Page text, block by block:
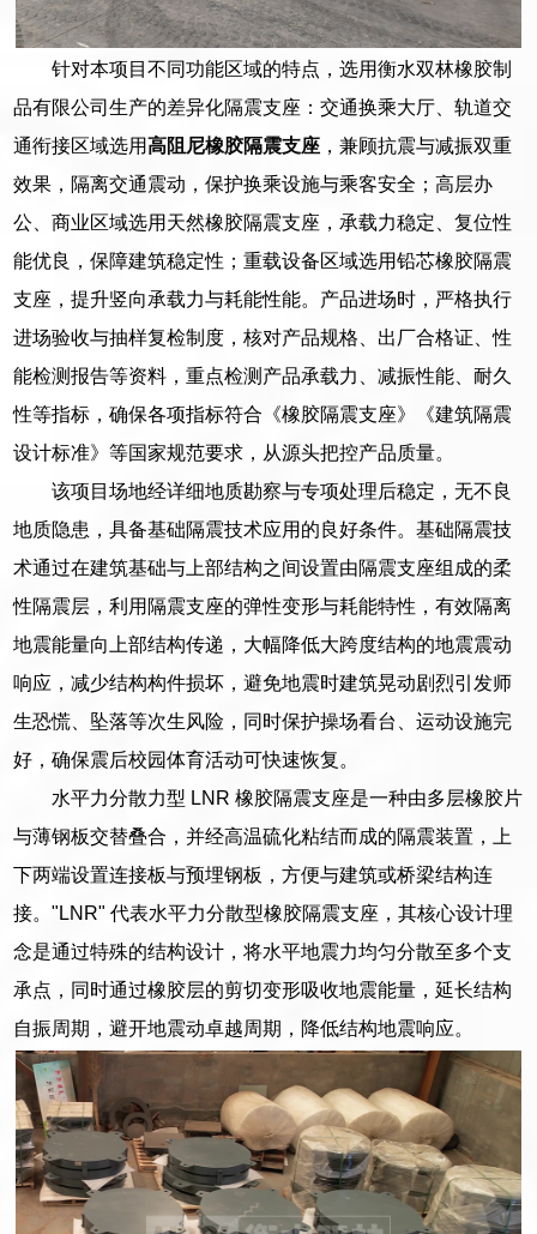
针对本项目不同功能区域的特点，选用衡水双林橡胶制
品有限公司生产的差异化隔震支座：交通换乘大厅、轨道交
通衔接区域选用高阻尼橡胶隔震支座 ，兼顾抗震与减振双重
效果，隔离交通震动，保护换乘设施与乘客安全；高层办
公、商业区域选用天然橡胶隔震支座，承载力稳定、复位性
能优良，保障建筑稳定性；重载设备区域选用铅芯橡胶隔震
支座，提升竖向承载力与耗能性能。产品进场时，严格执行
进场验收与抽样复检制度，核对产品规格、出厂合格证、性
能检测报告等资料，重点检测产品承载力、减振性能、耐久
性等指标，确保各项指标符合《橡胶隔震支座》《建筑隔震
设计标准》等国家规范要求，从源头把控产品质量。
该项目场地经详细地质勘察与专项处理后稳定，无不良
地质隐患，具备基础隔震技术应用的良好条件。基础隔震技
术通过在建筑基础与上部结构之间设置由隔震支座组成的柔
性隔震层，利用隔震支座的弹性变形与耗能特性，有效隔离
地震能量向上部结构传递，大幅降低大跨度结构的地震震动
响应，减少结构构件损坏，避免地震时建筑晃动剧烈引发师
生恐慌、坠落等次生风险，同时保护操场看台、运动设施完
好，确保震后校园体育活动可快速恢复。
水平力分散力型 LNR 橡胶隔震支座是一种由多层橡胶片
与薄钢板交替叠合，并经高温硫化粘结而成的隔震装置，上
下两端设置连接板与预埋钢板，方便与建筑或桥梁结构连
接。"LNR" 代表水平力分散型橡胶隔震支座，其核心设计理
念是通过特殊的结构设计，将水平地震力均匀分散至多个支
承点，同时通过橡胶层的剪切变形吸收地震能量，延长结构
自振周期，避开地震动卓越周期，降低结构地震响应。